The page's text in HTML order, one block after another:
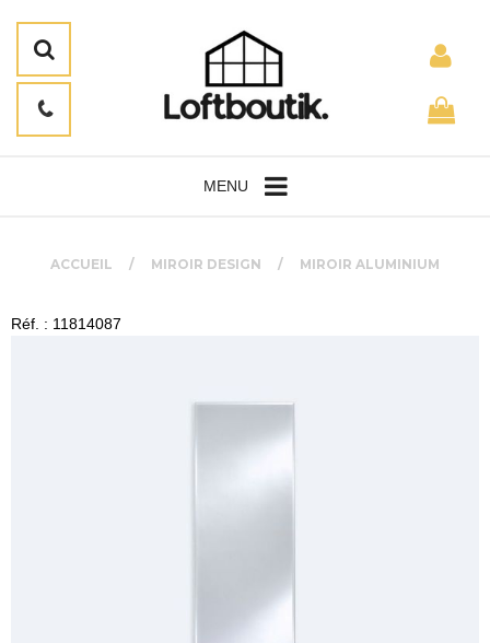
MENU
ACCUEIL MIROIR DESIGN MIROIR ALUMINIUM
Réf. : 11814087